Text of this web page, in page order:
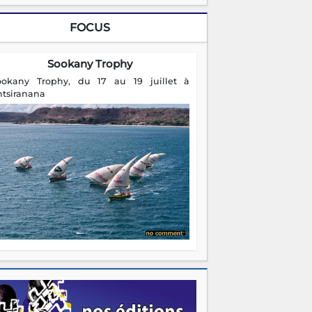
FOCUS
Sookany Trophy
Trophy, du 17 au 19 juillet à